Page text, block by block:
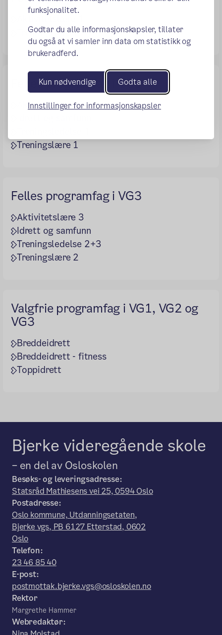
funksjonalitet.
Godtar du alle informasjonskapsler, tillater
du også at vi samler inn data om statistikk og
brukeradferd.
Kun nødvendige Godta alle
Innstillinger for informasjonskapsler
Aktivitetslære 1
Treningslære 1
Felles programfag i VG2
Aktivitetslære 2
Treningslære 1
Felles programfag i VG3
Aktivitetslære 3
Idrett og samfunn
Treningsledelse 2+3
Treningslære 2
Valgfrie programfag i VG1, VG2 og
VG3
Breddeidrett
Breddeidrett - fitness
Toppidrett
Bjerke videregående skole
– en del av Osloskolen
Besøks- og leveringsadresse:
Statsråd Mathiesens vei 25, 0594 Oslo
Postadresse:
Oslo kommune, Utdanningsetaten,
Bjerke vgs, PB 6127 Etterstad, 0602
Oslo
Telefon:
23 46 85 40
E-post:
postmottak.bjerke.vgs@osloskolen.no
Rektor
Margrethe Hammer
Webredaktør: